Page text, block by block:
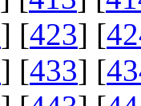
] [423] [
] [433] [